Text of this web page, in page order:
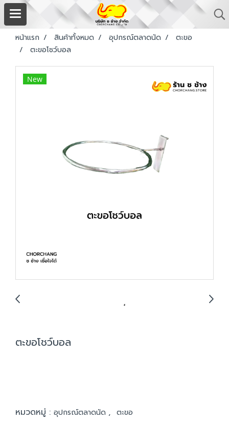
หน้าแรก สินค้าทั้งหมด อุปกรณ์ตลาดนัด
ตะขอ
ตะขอโชว์บอล
New
ตะขอโชว์บอล
หมวดหมู่ : อุปกรณ์ตลาดนัด , ตะขอ